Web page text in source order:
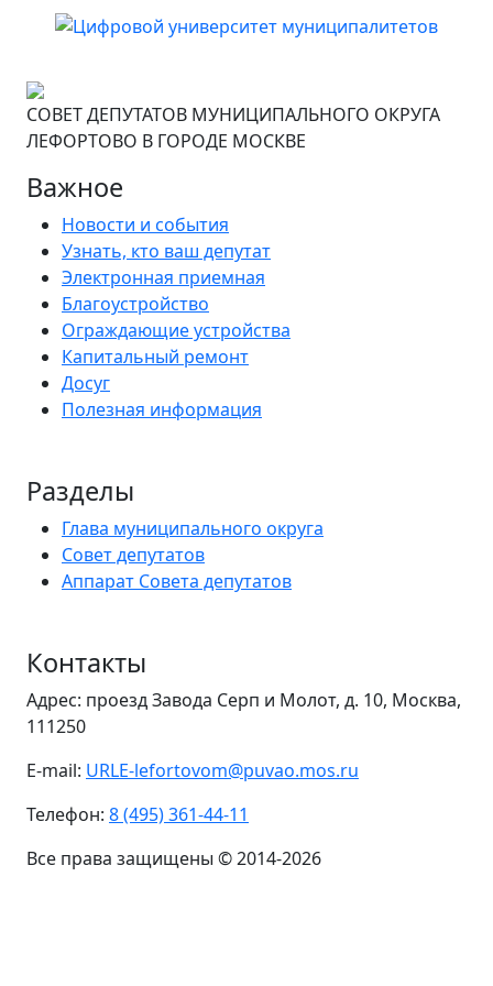
СОВЕТ ДЕПУТАТОВ МУНИЦИПАЛЬНОГО ОКРУГА
ЛЕФОРТОВО В ГОРОДЕ МОСКВЕ
Важное
Новости и события
Узнать, кто ваш депутат
Электронная приемная
Благоустройство
Ограждающие устройства
Капитальный ремонт
Досуг
Полезная информация
Разделы
Глава муниципального округа
Совет депутатов
Аппарат Совета депутатов
Контакты
Адрес: проезд Завода Серп и Молот, д. 10, Москва,
111250
E-mail: URLE-lefortovom@puvao.mos.ru
Телефон: 8 (495) 361-44-11
Все права защищены © 2014-2026